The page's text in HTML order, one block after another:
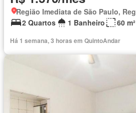
2 Quartos
1 Banheiro 60 m²
Há 1 semana, 3 horas em QuintoAndar